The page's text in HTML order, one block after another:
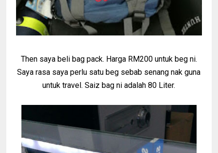
Then saya beli bag pack. Harga RM200 untuk beg ni.
Saya rasa saya perlu satu beg sebab senang nak guna
untuk travel. Saiz bag ni adalah 80 Liter.